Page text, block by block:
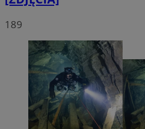
189